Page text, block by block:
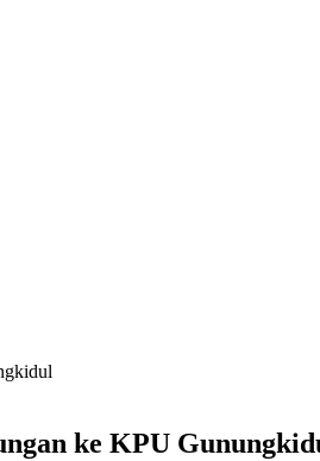
ke KPU